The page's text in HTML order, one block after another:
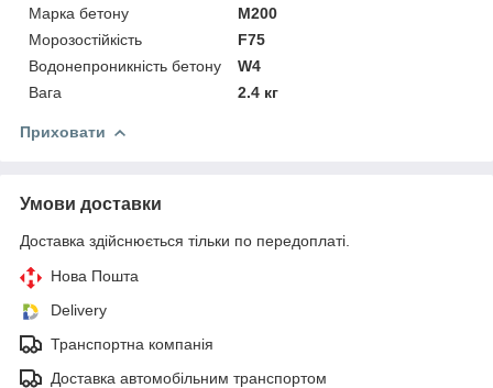
Марка бетону
М200
Морозостійкість
F75
Водонепроникність бетону
W4
Вага
2.4 кг
Приховати
Умови доставки
Доставка здійснюється тільки по передоплаті.
Нова Пошта
Delivery
Транспортна компанія
Доставка автомобільним транспортом